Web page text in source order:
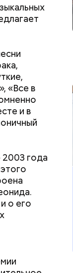
«Все в
и в
года
о его
Николай
100 тысяч
при
кто может
какие нужны